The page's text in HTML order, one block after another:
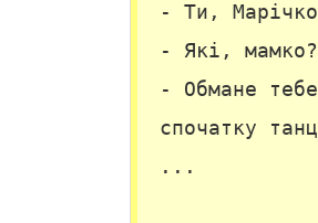
- Ти,
- Які, мамко?
- Обмане
спочатку
...